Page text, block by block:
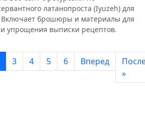
латанопроста (Iyuzeh) для
брошюры и материалы для
упрощения выписки рецептов.
3 4 5 6 Вперед
»